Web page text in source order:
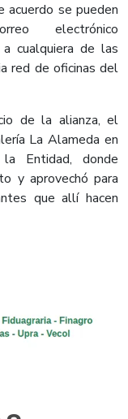
acuerdo se pueden
electrónico
a cualquiera de las
red de oficinas del
de la alianza, el
La Alameda en
Entidad, donde
y aprovechó para
que allí hacen